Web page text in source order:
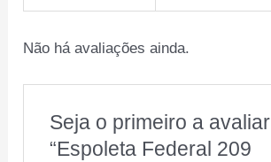
Não há avaliações ainda.
Seja o primeiro a avaliar
“Espoleta Federal 209